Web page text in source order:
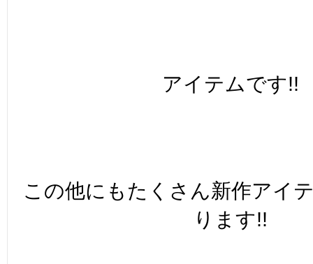
アイテムです!!
この他にもたくさん新作アイ
ります!!